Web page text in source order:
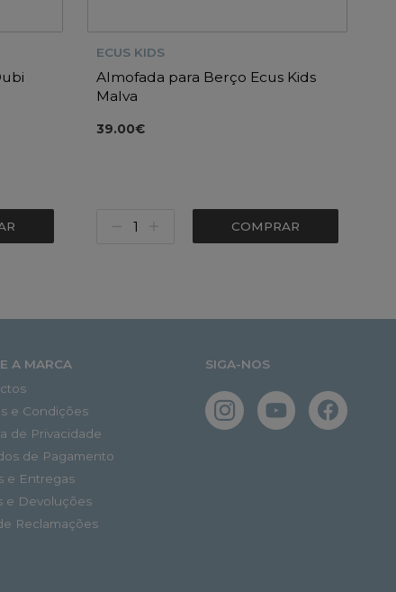
ECUS KIDS
Almofada para Berço Ecus Kids
Malva
39.00€
COMPRAR
A MARCA
e Condições
de Privacidade
de Pagamento
e Entregas
e Devoluções
Reclamações
SIGA-NOS